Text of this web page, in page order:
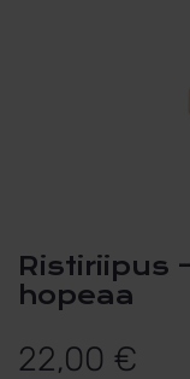
Ristiriipus – Punakullattua
hopeaa
22,00 €